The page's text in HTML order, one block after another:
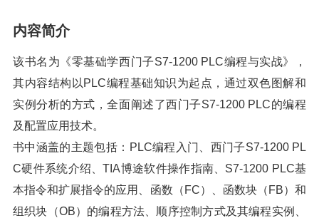
内容简介
该书名为《零基础学西门子S7-1200 PLC编程与实战》，
其内容结构以PLC编程基础知识为起点，通过双色图解和
实例分析的方式，全面阐述了西门子S7-1200 PLC的编程
及配置应用技术。
书中涵盖的主题包括：PLC编程入门、西门子S7-1200 PL
C硬件系统介绍、TIA博途软件操作指南、S7-1200 PLC基
本指令和扩展指令的应用、函数（FC）、函数块（FB）和
组织块（OB）的编程方法、顺序控制方式及其编程实例、